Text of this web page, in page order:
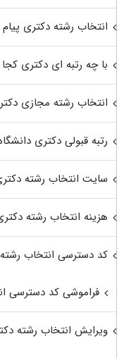
انتخاب رشته دکتری پیام
با چه رتبه ای دکتری
انتخاب رشته مجازی
رتبه قبولی دکتری
سایت انتخاب رشته
هزینه انتخاب رشته
کد دسترسی انتخاب رشته
فراموشی کد دسترسی
ویرایش انتخاب رشته